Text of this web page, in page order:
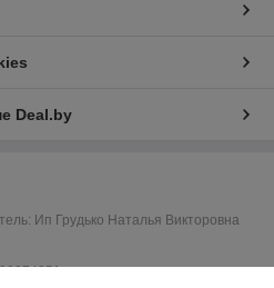
Deal.by
Ип Грудько Наталья Викторовна